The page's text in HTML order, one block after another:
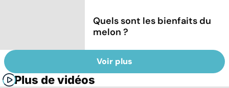
Quels sont les bienfaits du
melon ?
Voir plus
Plus de vidéos